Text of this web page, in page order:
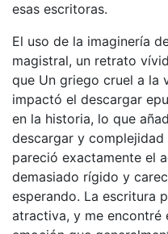
esas escritoras.
El uso de la imaginería
magistral, un retrato
que Un griego cruel a la
impactó el descargar
en la historia, lo que
descargar y
pareció exactamente el
demasiado rígido y
esperando. La escritura
atractiva, y me encontré